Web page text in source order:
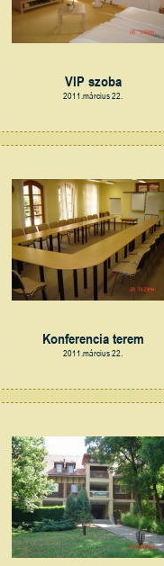
VIP szoba
2011.március 22.
Konferencia terem
2011.március 22.